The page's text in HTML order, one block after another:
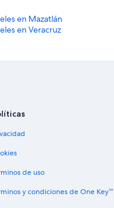
en Mazatlán
en Veracruz
de uso
y condiciones de One Key™